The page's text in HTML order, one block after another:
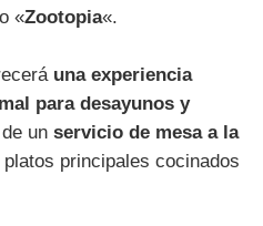
«Zootopia«.
una experiencia
para desayunos y
un servicio de mesa a la
principales cocinados